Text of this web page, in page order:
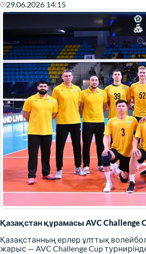
29.06.2026 14:15
Қазақстан құрамасы AVC Challenge
Қазақстанның ерлер ұлттық
жарыс — AVC Challenge Cup